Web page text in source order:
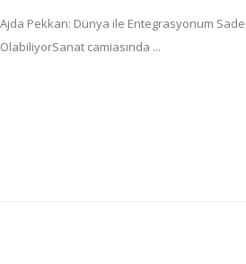
Ajda Pekkan: Dünya ile Entegrasyonum
OlabiliyorSanat camiasında ...